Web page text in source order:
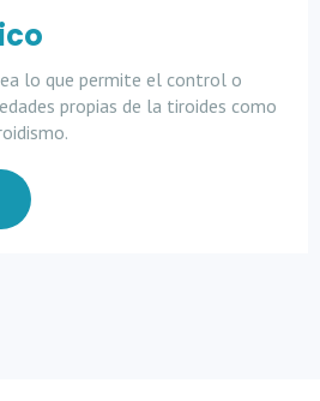
lo que permite el control o
propias de la tiroides como